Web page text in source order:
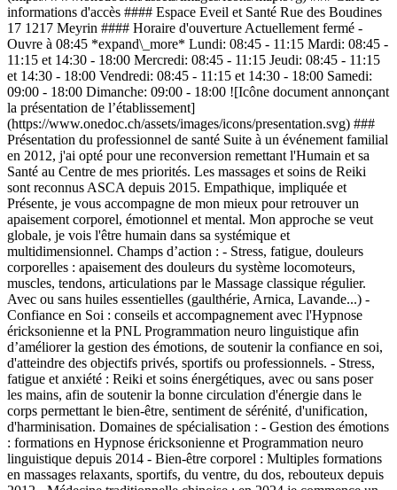
informations d'accès #### Espace Eveil et Santé Rue des Boudines
17 1217 Meyrin #### Horaire d'ouverture Actuellement fermé -
Ouvre à 08:45 *expand\_more* Lundi: 08:45 - 11:15 Mardi: 08:45 -
11:15 et 14:30 - 18:00 Mercredi: 08:45 - 11:15 Jeudi: 08:45 - 11:15
et 14:30 - 18:00 Vendredi: 08:45 - 11:15 et 14:30 - 18:00 Samedi:
09:00 - 18:00 Dimanche: 09:00 - 18:00 ![Icône document annonçant
la présentation de l’établissement]
(https://www.onedoc.ch/assets/images/icons/presentation.svg) ###
Présentation du professionnel de santé Suite à un événement familial
en 2012, j'ai opté pour une reconversion remettant l'Humain et sa
Santé au Centre de mes priorités. Les massages et soins de Reiki
sont reconnus ASCA depuis 2015. Empathique, impliquée et
Présente, je vous accompagne de mon mieux pour retrouver un
apaisement corporel, émotionnel et mental. Mon approche se veut
globale, je vois l'être humain dans sa systémique et
multidimensionnel. Champs d’action : - Stress, fatigue, douleurs
corporelles : apaisement des douleurs du système locomoteurs,
muscles, tendons, articulations par le Massage classique régulier.
Avec ou sans huiles essentielles (gaulthérie, Arnica, Lavande...) -
Confiance en Soi : conseils et accompagnement avec l'Hypnose
éricksonienne et la PNL Programmation neuro linguistique afin
d’améliorer la gestion des émotions, de soutenir la confiance en soi,
d'atteindre des objectifs privés, sportifs ou professionnels. - Stress,
fatigue et anxiété : Reiki et soins énergétiques, avec ou sans poser
les mains, afin de soutenir la bonne circulation d'énergie dans le
corps permettant le bien-être, sentiment de sérénité, d'unification,
d'harminisation. Domaines de spécialisation : - Gestion des émotions
: formations en Hypnose éricksonienne et Programmation neuro
linguistique depuis 2014 - Bien-être corporel : Multiples formations
en massages relaxants, sportifs, du ventre, du dos, rebouteux depuis